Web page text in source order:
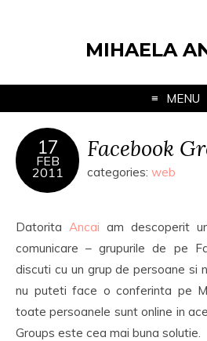
MIHAELA
MENU
17
FEB
2011
Facebook
categories: web
Datorita Ancai am descoperit
comunicare – grupurile de pe
discuti cu un grup de persoane si
nu puteti face o conferinta pe
toate persoanele sunt online in
Groups este cea mai buna solutie.